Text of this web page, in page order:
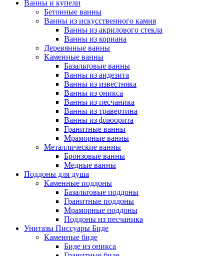
Ванны и купели
Бетонные ванны
Ванны из искусственного камня
Ванны из акрилового стекла
Ванны из кориана
Деревянные ванны
Каменные ванны
Базальтовые ванны
Ванны из андезита
Ванны из известняка
Ванны из оникса
Ванны из песчаника
Ванны из травертина
Ванны из флюорита
Гранитные ванны
Мраморные ванны
Металлические ванны
Бронзовые ванны
Медные ванны
Поддоны для душа
Каменные поддоны
Базальтовые поддоны
Гранитные поддоны
Мраморные поддоны
Поддоны из песчаника
Унитазы Писсуары Биде
Каменные биде
Биде из оникса